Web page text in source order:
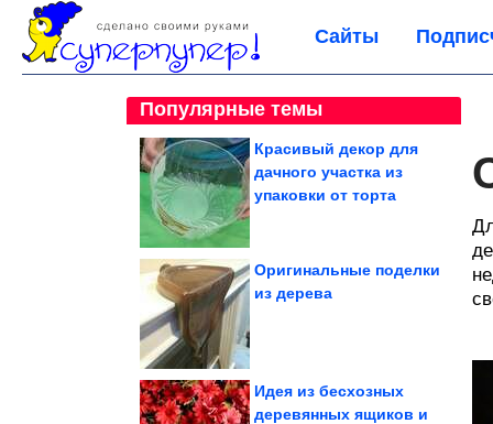
Сайты
Популярные темы
Красивый декор для
дачного участка из
упаковки от торта
Оригинальные поделки
из дерева
Идея из бесхозных
деревянных ящиков и